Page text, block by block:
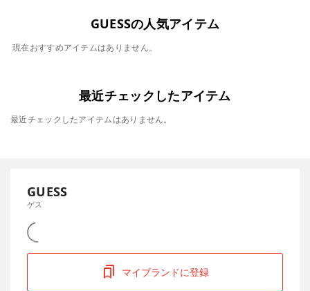
GUESSの人気アイテム
現在おすすめアイテムはありません。
最近チェックしたアイテム
最近チェックしたアイテムはありません。
GUESS
ゲス
マイブランドに登録